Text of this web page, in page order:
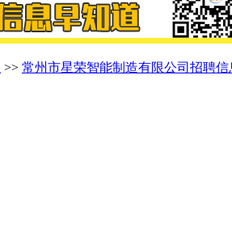
>> 常州市星荣智能制造有限公司招聘信